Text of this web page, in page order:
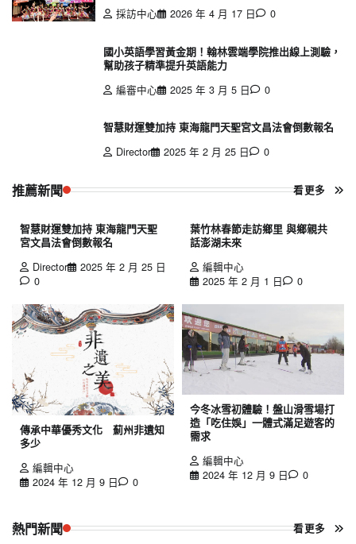
採訪中心
2026 年 4 月 17 日 0
國小英語學習黃金期！翰林雲端學院推出線上測驗，
幫助孩子精準提升英語能力
編審中心
2025 年 3 月 5 日 0
智慧財運雙加持 東海龍門天聖宮文昌法會倒數報名
Director
2025 年 2 月 25 日 0
推薦新聞 看更多
智慧財運雙加持 東海龍門天聖
宮文昌法會倒數報名
Director
2025 年 2 月 25 日
0
葉竹林春節走訪鄉里 與鄉親共
話澎湖未來
編輯中心
2025 年 2 月 1 日
0
傳承中華優秀文化 薊州非遺知
多少
編輯中心
2024 年 12 月 9 日
0
今冬冰雪初體驗！盤山滑雪場打
造「吃住娛」一體式滿足遊客的
需求
編輯中心
2024 年 12 月 9 日
0
熱門新聞 看更多